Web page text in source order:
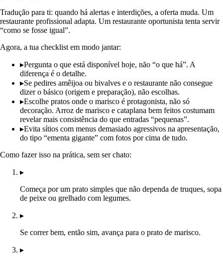
Tradução para ti: quando há alertas e interdições, a oferta muda. Um
restaurante profissional adapta. Um restaurante oportunista tenta servir
“como se fosse igual”.
Agora, a tua checklist em modo jantar:
▸Pergunta o que está disponível hoje, não “o que há”. A
diferença é o detalhe.
▸Se pedires amêijoa ou bivalves e o restaurante não consegue
dizer o básico (origem e preparação), não escolhas.
▸Escolhe pratos onde o marisco é protagonista, não só
decoração. Arroz de marisco e cataplana bem feitos costumam
revelar mais consistência do que entradas “pequenas”.
▸Evita sítios com menus demasiado agressivos na apresentação,
do tipo “ementa gigante” com fotos por cima de tudo.
Como fazer isso na prática, sem ser chato:
▸
Começa por um prato simples que não dependa de truques, sopa
de peixe ou grelhado com legumes.
▸
Se correr bem, então sim, avança para o prato de marisco.
▸